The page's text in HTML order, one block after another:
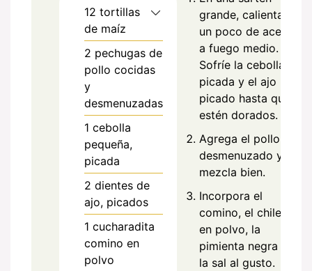
12 tortillas
de maíz
2 pechugas de
pollo cocidas
y
desmenuzadas
1 cebolla
pequeña,
picada
2 dientes de
ajo, picados
1 cucharadita
comino en
polvo
grande, calienta
un poco de aceite
a fuego medio.
Sofríe la cebolla
picada y el ajo
picado hasta que
estén dorados.
Agrega el pollo
desmenuzado y
mezcla bien.
Incorpora el
comino, el chile
en polvo, la
pimienta negra y
la sal al gusto.